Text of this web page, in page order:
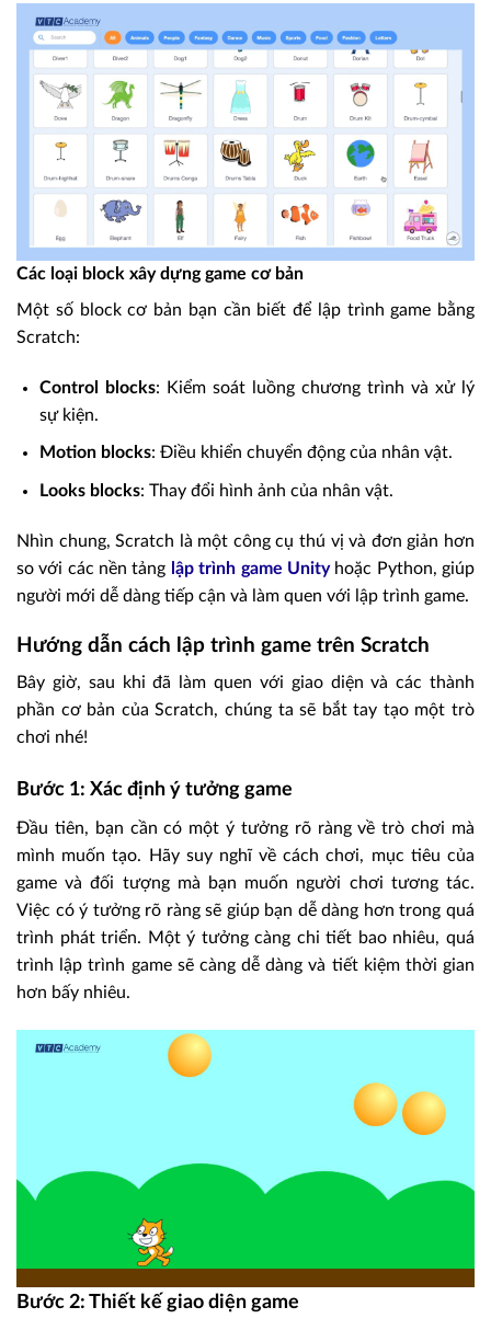
Các loại block xây dựng game cơ bản
Một số block cơ bản bạn cần biết để lập trình game bằng
Scratch:
Control blocks: Kiểm soát luồng chương trình và xử lý
sự kiện.
Motion blocks: Điều khiển chuyển động của nhân vật.
Looks blocks: Thay đổi hình ảnh của nhân vật.
Nhìn chung, Scratch là một công cụ thú vị và đơn giản hơn
so với các nền tảng lập trình game Unity hoặc Python, giúp
người mới dễ dàng tiếp cận và làm quen với lập trình game.
Hướng dẫn cách lập trình game trên Scratch
Bây giờ, sau khi đã làm quen với giao diện và các thành
phần cơ bản của Scratch, chúng ta sẽ bắt tay tạo một trò
chơi nhé!
Bước 1: Xác định ý tưởng game
Đầu tiên, bạn cần có một ý tưởng rõ ràng về trò chơi mà
mình muốn tạo. Hãy suy nghĩ về cách chơi, mục tiêu của
game và đối tượng mà bạn muốn người chơi tương tác.
Việc có ý tưởng rõ ràng sẽ giúp bạn dễ dàng hơn trong quá
trình phát triển. Một ý tưởng càng chi tiết bao nhiêu, quá
trình lập trình game sẽ càng dễ dàng và tiết kiệm thời gian
hơn bấy nhiêu.
Bước 2: Thiết kế giao diện game